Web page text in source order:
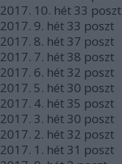
2017. 10. hét 33 poszt
2017. 9. hét 33 poszt
2017. 8. hét 37 poszt
2017. 7. hét 38 poszt
2017. 6. hét 32 poszt
2017. 5. hét 30 poszt
2017. 4. hét 35 poszt
2017. 3. hét 30 poszt
2017. 2. hét 32 poszt
2017. 1. hét 31 poszt